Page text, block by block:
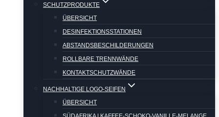
SCHUTZPRODUKTE
ÜBERSICHT
DESINFEKTIONSSTATIONEN
ABSTANDSBESCHILDERUNGEN
ROLLBARE TRENNWÄNDE
KONTAKTSCHUTZWÄNDE
NACHHALTIGE LOGO-SEIFEN
ÜBERSICHT